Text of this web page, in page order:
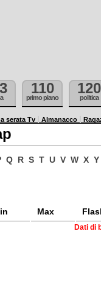
110
primo piano
120
politica
serata Tv Almanacco
Q R S T U V W X Y
Max
Dati di